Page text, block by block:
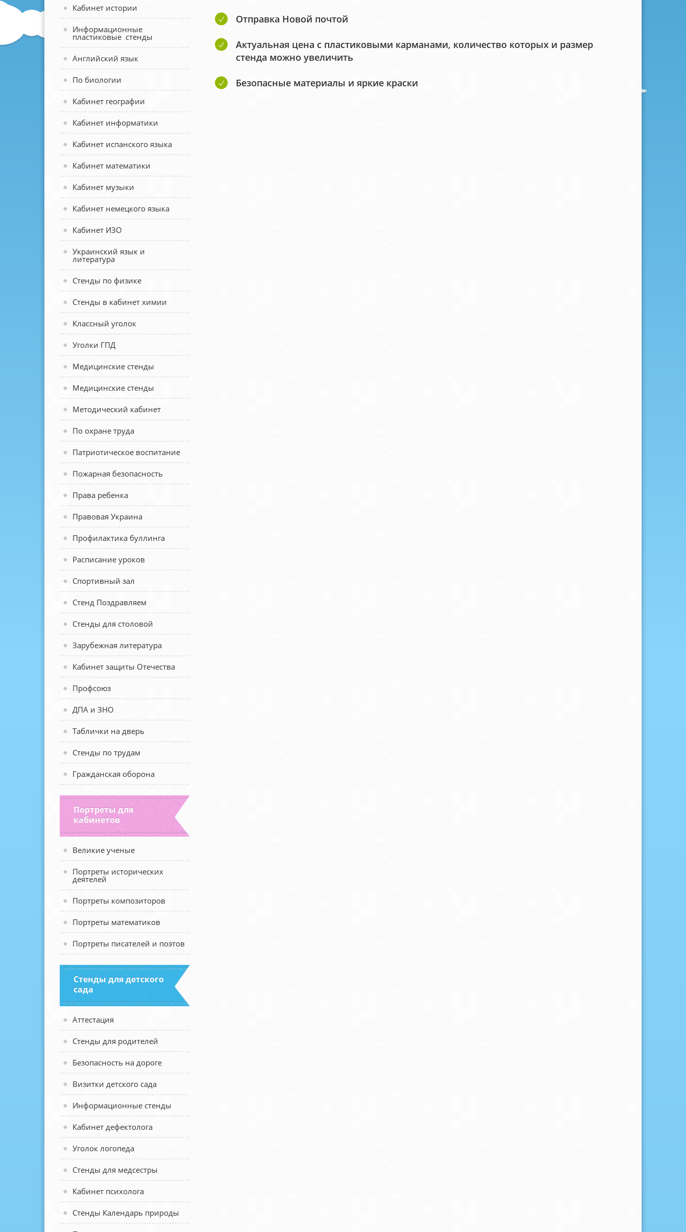
Кабинет истории
Информационные
пластиковые стенды
Английский язык
По биологии
Кабинет географии
Кабинет информатики
Кабинет испанского языка
Кабинет математики
Кабинет музыки
Кабинет немецкого языка
Кабинет ИЗО
Украинский язык и
литература
Стенды по физике
Стенды в кабинет химии
Классный уголок
Уголки ГПД
Медицинские стенды
Медицинские стенды
Методический кабинет
По охране труда
Патриотическое воспитание
Пожарная безопасность
Права ребенка
Правовая Украина
Профилактика буллинга
Расписание уроков
Спортивный зал
Стенд Поздравляем
Стенды для столовой
Зарубежная литература
Кабинет защиты Отечества
Профсоюз
ДПА и ЗНО
Таблички на дверь
Стенды по трудам
Гражданская оборона
Портреты для
кабинетов
Великие ученые
Портреты исторических
деятелей
Портреты композиторов
Портреты математиков
Портреты писателей и поэтов
Стенды для детского
сада
Аттестация
Стенды для родителей
Безопасность на дороге
Визитки детского сада
Информационные стенды
Кабинет дефектолога
Уголок логопеда
Стенды для медсестры
Кабинет психолога
Стенды Календарь природы
Отправка Новой почтой
Актуальная цена с пластиковыми карманами, количество которых и размер
стенда можно увеличить
Безопасные материалы и яркие краски